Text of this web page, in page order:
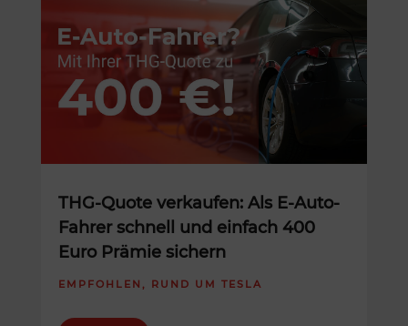
THG-Quote verkaufen: Als E-Auto-
Fahrer schnell und einfach 400
Euro Prämie sichern
EMPFOHLEN , RUND UM TESLA